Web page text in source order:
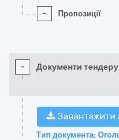
- Пропозиції
- Документи тендеру
Завантажити
Тип документа: